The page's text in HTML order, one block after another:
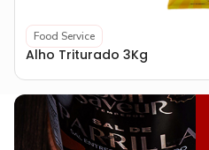
Food Service
Alho Triturado 3Kg